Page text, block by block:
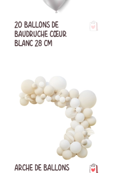
20 BALLONS DE
BAUDRUCHE CŒUR
BLANC 28 CM
ARCHE DE BALLONS